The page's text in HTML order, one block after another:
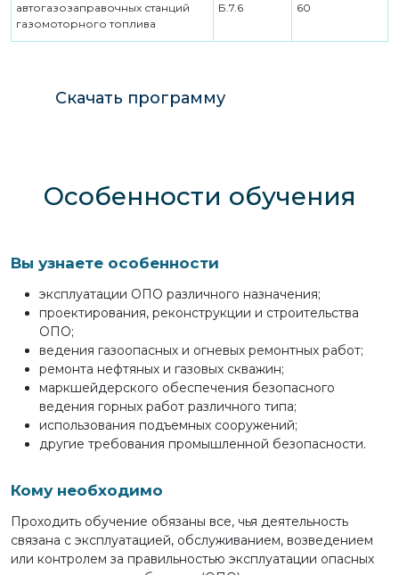
автогазозаправочных станций
газомоторного топлива
Б.7.6 60
Скачать программу
Особенности обучения
Вы узнаете особенности
эксплуатации ОПО различного назначения;
проектирования, реконструкции и строительства
ОПО;
ведения газоопасных и огневых ремонтных работ;
ремонта нефтяных и газовых скважин;
маркшейдерского обеспечения безопасного
ведения горных работ различного типа;
использования подъемных сооружений;
другие требования промышленной безопасности.
Кому необходимо
Проходить обучение обязаны все, чья деятельность
связана с эксплуатацией, обслуживанием, возведением
или контролем за правильностью эксплуатации опасных